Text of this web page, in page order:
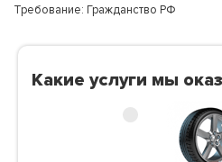
Требование: Гражданство РФ
Какие услуги мы